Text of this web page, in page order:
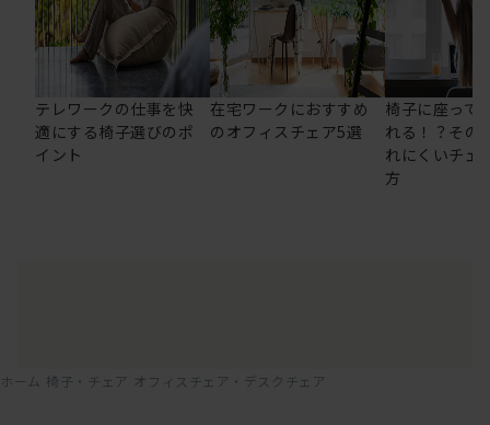
テレワークの仕事を快
適にする椅子選びのポ
イント
在宅ワークにおすすめ
のオフィスチェア5選
椅子に座って
れる！？その
れにくいチェ
方
ホーム 椅子・チェア オフィスチェア・デスクチェア